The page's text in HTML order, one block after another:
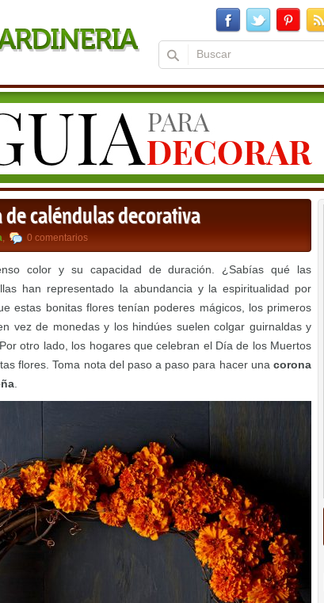
caléndulas decorativa
, 0 comentarios
color y su capacidad de duración. ¿Sabías qué las
han representado la abundancia y la espiritualidad por
estas bonitas flores tenían poderes mágicos, los primeros
vez de monedas y los hindúes suelen colgar guirnaldas y
otro lado, los hogares que celebran el Día de los Muertos
flores. Toma nota del paso a paso para hacer una corona